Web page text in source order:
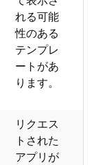
れる可能
性のある
テンプレ
ートがあ
ります。
リクエス
トされた
アプリが